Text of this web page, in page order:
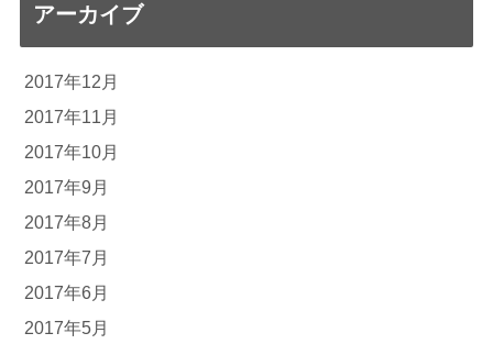
アーカイブ
2017年12月
2017年11月
2017年10月
2017年9月
2017年8月
2017年7月
2017年6月
2017年5月